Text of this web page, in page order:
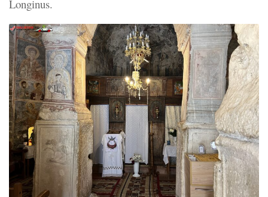
Longinus.